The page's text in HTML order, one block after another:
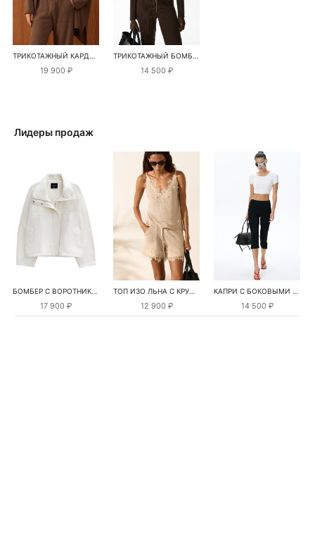
ТРИКОТАЖНЫЙ КАРДИГАН ИЗ ШЕРСТИ И КАШЕМИРА
19 900 ₽
ТРИКОТАЖНЫЙ БОМБЕР С КАПЮШОНОМ
14 500 ₽
Лидеры продаж
БОМБЕР С ВОРОТНИКОМ-СТОЙКОЙ
17 900 ₽
ТОП ИЗО ЛЬНА С КРУЖЕВОМ
12 900 ₽
КАПРИ С БОКОВЫМИ РАЗРЕЗАМИ
14 500 ₽